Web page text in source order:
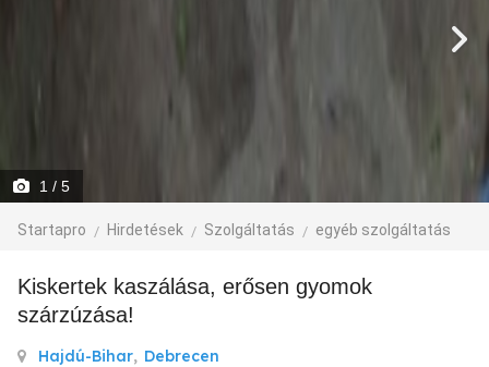
1 / 5
Startapro Hirdetések Szolgáltatás egyéb szolgáltatás
Kiskertek kaszálása, erősen gyomok
szárzúzása!
Hajdú-Bihar, Debrecen